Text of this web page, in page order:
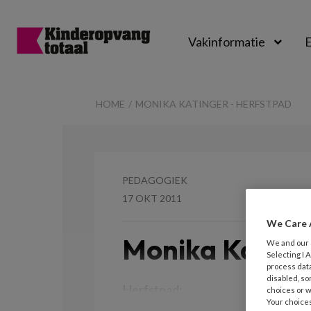
Vakinformatie
HOME MONIKA KATINGER - HERFSTPAD
PEDAGOGIEK
17 OKT 2011
Monika
We Care
We and our
Selecting I
process
disabled,
choices or
Your